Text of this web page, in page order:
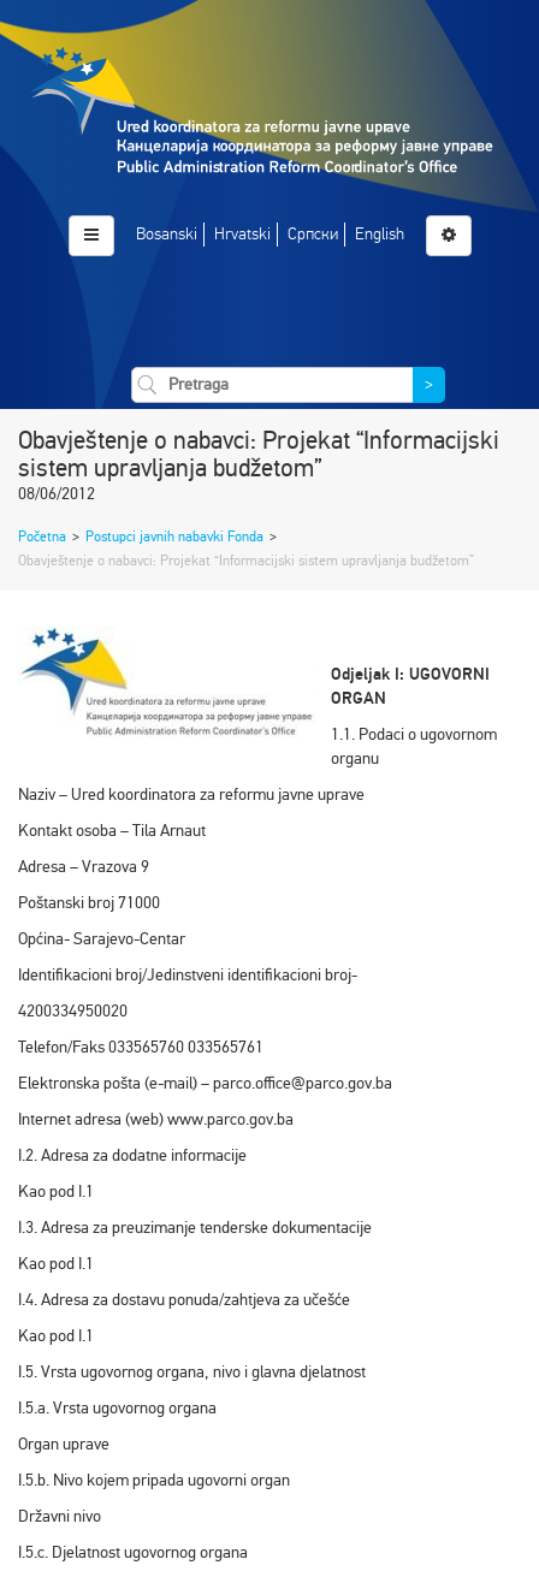
Bosanski Hrvatski Српски English
>
Obavještenje o nabavci: Projekat “Informacijski
sistem upravljanja budžetom”
08/06/2012
Početna > Postupci javnih nabavki Fonda >
Obavještenje o nabavci: Projekat “Informacijski sistem upravljanja budžetom”
Odjeljak I: UGOVORNI
ORGAN
1.1. Podaci o ugovornom
organu
Naziv – Ured koordinatora za reformu javne uprave
Kontakt osoba – Tila Arnaut
Adresa – Vrazova 9
Poštanski broj 71000
Općina- Sarajevo-Centar
Identifikacioni broj/Jedinstveni identifikacioni broj-
4200334950020
Telefon/Faks 033565760 033565761
Elektronska pošta (e-mail) – parco.office@parco.gov.ba
Internet adresa (web) www.parco.gov.ba
I.2. Adresa za dodatne informacije
Kao pod I.1
I.3. Adresa za preuzimanje tenderske dokumentacije
Kao pod I.1
I.4. Adresa za dostavu ponuda/zahtjeva za učešće
Kao pod I.1
I.5. Vrsta ugovornog organa, nivo i glavna djelatnost
I.5.a. Vrsta ugovornog organa
Organ uprave
I.5.b. Nivo kojem pripada ugovorni organ
Državni nivo
I.5.c. Djelatnost ugovornog organa